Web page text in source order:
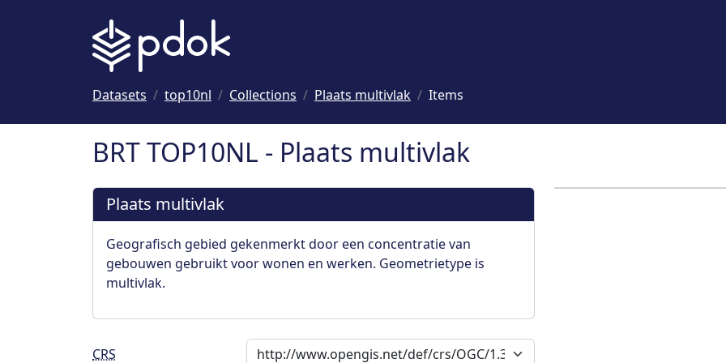
Datasets top10nl Collections Plaats multivlak Items
BRT TOP10NL - Plaats multivlak
Plaats multivlak
Geografisch gebied gekenmerkt door een concentratie van
gebouwen gebruikt voor wonen en werken. Geometrietype is
multivlak.
CRS